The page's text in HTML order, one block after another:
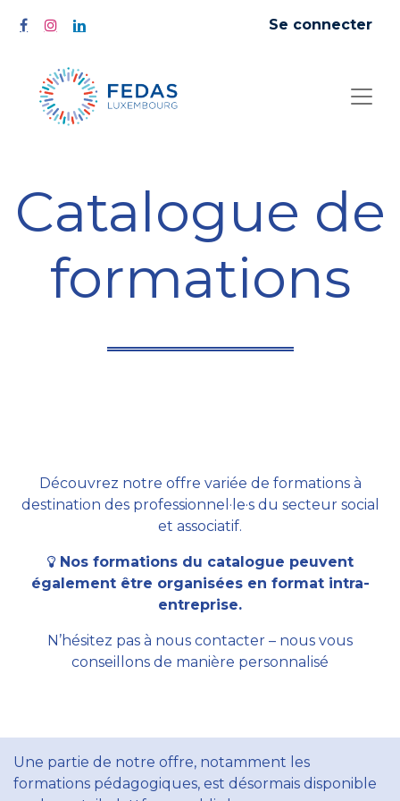
Se connecter
Catalogue de
formations
Découvrez notre offre variée de formations à
destination des professionnel·le·s du secteur social
et associatif.
Nos formations du catalogue peuvent
également être organisées en format intra-
entreprise.
N’hésitez pas à nous contacter – nous vous
conseillons de manière personnalisé
Une partie de notre offre, notamment les
formations pédagogiques, est désormais disponible